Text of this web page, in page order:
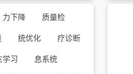
力下降 质量检
统优化 疗诊断
学习 息系统